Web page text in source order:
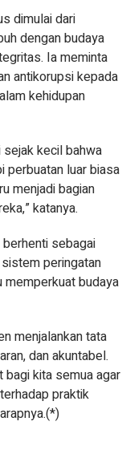
dimulai dari
dengan budaya
Ia meminta
antikorupsi kepada
kehidupan
sejak kecil bahwa
perbuatan luar biasa
menjadi bagian
katanya.
sebagai
peringatan
memperkuat budaya
menjalankan tata
dan akuntabel.
bagi kita semua agar
praktik